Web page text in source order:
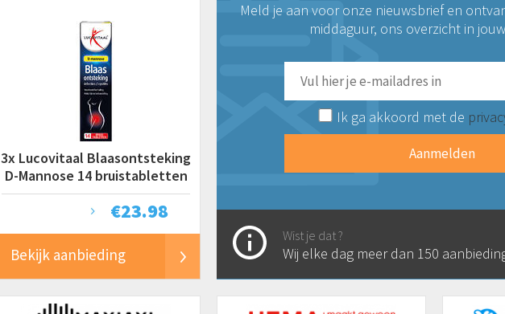
3x Lucovitaal Blaasontsteking
D-Mannose 14 bruistabletten
€23.98
Bekijk aanbieding
Meld je aan voor onze nieuwsbrief en
middaguur, ons overzicht in
Ik ga akkoord met de
Wist je dat ?
Wij elke dag meer dan 150